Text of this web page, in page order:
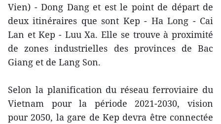
Vien) - Dong Dang et est le point de départ de
deux itinéraires que sont Kep - Ha Long - Cai
Lan et Kep - Luu Xa. Elle se trouve à proximité
de zones industrielles des provinces de Bac
Giang et de Lang Son.
Selon la planification du réseau ferroviaire du
Vietnam pour la période 2021-2030, vision
pour 2050, la gare de Kep devra être connectée